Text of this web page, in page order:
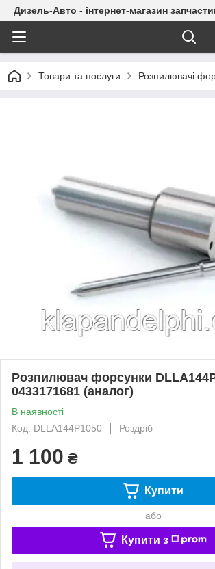
Дизель-Авто - інтернет-магазин
Товари та послуги Розпилювачі
Розпилювач форсунки
0433171681 (аналог)
В наявності
Код: DLLA144P1050
Роздріб
1 100 ₴
Купити
або
Купити з